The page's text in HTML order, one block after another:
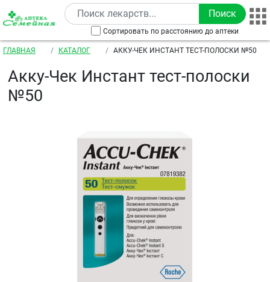
Перейти к основному содержанию
Сортировать по расстоянию до аптеки
Строка навигации
ГЛАВНАЯ КАТАЛОГ АККУ-ЧЕК ИНСТАНТ ТЕСТ-ПОЛОСКИ №50
Акку-Чек Инстант тест-полоски
№50